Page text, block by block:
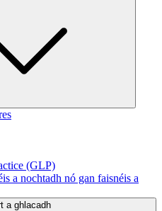
(GLP)
a nochtadh nó gan faisnéis a
a ghlacadh